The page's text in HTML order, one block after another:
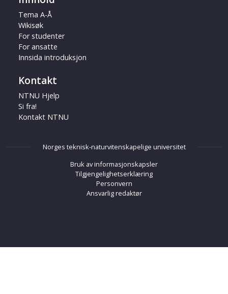
Tema A-Å
Wikisøk
For studenter
For ansatte
Innsida introduksjon
Kontakt
NTNU Hjelp
Si fra!
Kontakt NTNU
Norges teknisk-naturvitenskapelige universitet
Bruk av informasjonskapsler
Tilgjengelighetserklæring
Personvern
Ansvarlig redaktør